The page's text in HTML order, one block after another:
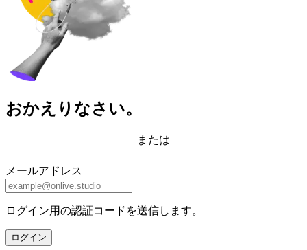
おかえりなさい。
または
メールアドレス
ログイン用の認証コードを送信します。
ログイン